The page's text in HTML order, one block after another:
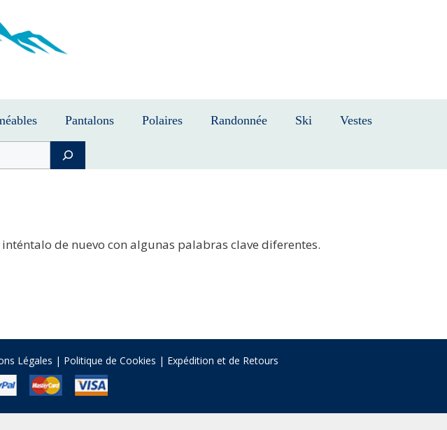
Pantalons Polaires Randonnée Ski Vestes
de nuevo con algunas palabras clave diferentes.
Légales | Politique de Cookies | Expédition et de Retours